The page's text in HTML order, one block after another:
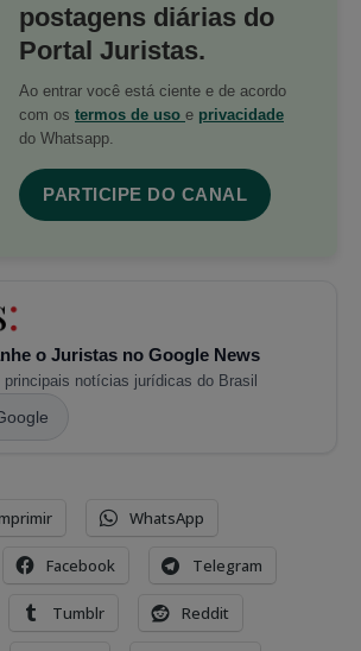
postagens diárias do
Portal Juristas.
Ao entrar você está ciente e de acordo
com os termos de uso e privacidade
do Whatsapp.
PARTICIPE DO CANAL
o Juristas no Google News
principais notícias jurídicas do Brasil
WhatsApp
Facebook Telegram
Tumblr Reddit